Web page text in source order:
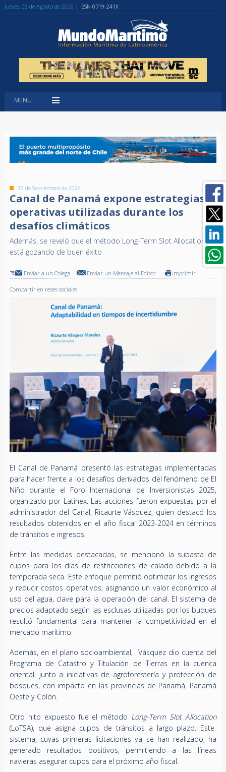
Jueves, 06 de Agosto de 2026 | ISSN 0719-241X
MENU
13 de Septiembre de 2024
Canal de Panamá expone estrategias
operativas utilizadas durante los
desafíos climáticos
Además, se reveló que el método Long-Term Slot Allocation
está gozando de buen éxito
Enviar a un Colega Enviar un Mensaje al Editor Imprimir
Compartir en redes sociales
El Canal de Panamá presentó las estrategias implementadas
para hacer frente a los desafíos derivados del fenómeno de El
Niño durante el Foro Internacional de Inversionistas 2025,
organizado por Latinex. Las acciones fueron expuestas por el
administrador del Canal, Ricaurte Vásquez, quien destacó los
resultados obtenidos en el año fiscal 2023-2024 en términos
de tránsitos e ingresos.
Entre las medidas destacadas, se mencionó la subasta de
cupos para los días de restricciones de calado debido a la
temporada seca. Este enfoque permitió optimizar los ingresos
y reducir costos operativos, asignando un valor económico al
uso del agua, clave para la operación del canal. El sistema de
precios adaptado según las esclusas utilizadas por los buques
resultó fundamental para mantener la competitividad en el
mercado marítimo.
Además, en el plano socioambiental, Vásquez dio cuenta del
Programa de Catastro y Titulación de Tierras en la cuenca
oriental, junto a iniciativas de agroforestería y protección de
bosques, con impacto en las provincias de Panamá, Panamá
Oeste y Colón.
Otro hito expuesto fue el método Long-Term Slot Allocation
(LoTSA), que asigna cupos de tránsitos a largo plazo. Este
sistema, cuyas primeras licitaciones ya se han realizado, ha
generado resultados positivos, permitiendo a las líneas
navieras asegurar cupos para el próximo año fiscal.